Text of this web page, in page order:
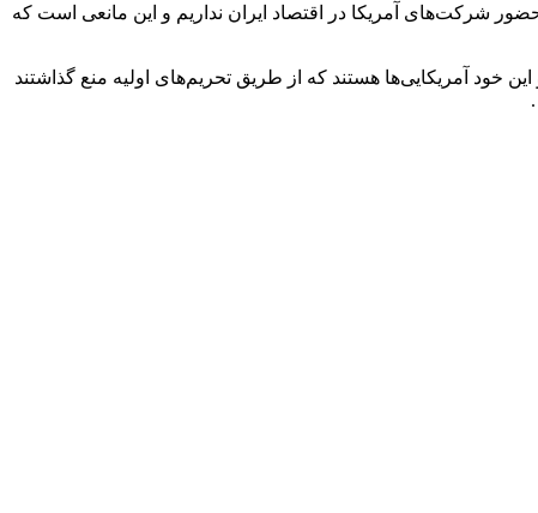
شرکت‌های آمریکا در اقتصاد ایران نداریم و این مانعی است که
خود آمریکایی‌ها هستند که از طریق تحریم‌های اولیه منع گذاشتند